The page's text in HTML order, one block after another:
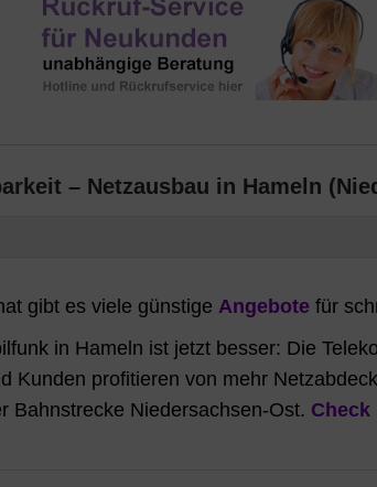
– Netzausbau in Hameln
gibt es viele günstige Angebote für
in Hameln ist jetzt besser: Die
Kunden profitieren von mehr
Bahnstrecke Niedersachsen-Ost. Check